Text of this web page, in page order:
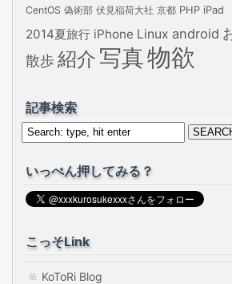
CentOS 偽術部 伏見稲荷大社 京都 PHP iPad
2014夏旅行 iPhone Linux android
散歩紹介 写真物欲
記事検索
いっぺん押してみる？
こっそLink
KoToRi Blog